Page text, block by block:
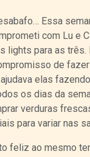
Essa
com Lu e
lights para as três.
de
elas
os dias da
verduras
para variar nas
feliz ao mesmo